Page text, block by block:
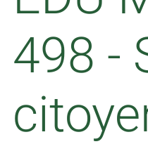
498 -